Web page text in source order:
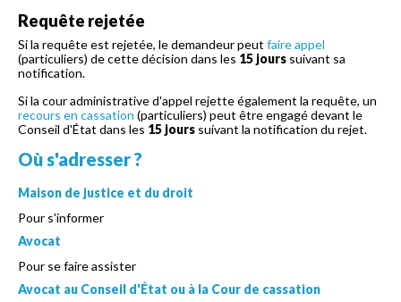
Requête rejetée
Si la requête est rejetée, le demandeur peut faire appel
(particuliers) de cette décision dans les 15 jours suivant sa
notification.
Si la cour administrative d'appel rejette également la requête, un
recours en cassation (particuliers) peut être engagé devant le
Conseil d'État dans les 15 jours suivant la notification du rejet.
Où s'adresser ?
Maison de justice et du droit
Pour s'informer
Avocat
Pour se faire assister
Avocat au Conseil d'État ou à la Cour de cassation